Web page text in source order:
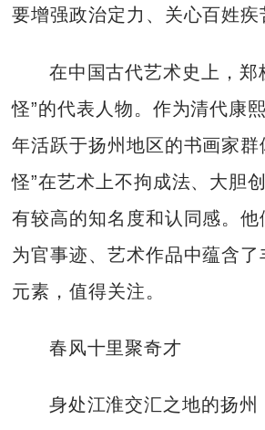
要增强政治定力、关心百姓疾
在中国古代艺术史上，郑
怪”的代表人物。作为清代康
年活跃于扬州地区的书画家群
怪”在艺术上不拘成法、大胆
有较高的知名度和认同感。他
为官事迹、艺术作品中蕴含
元素，值得关注。
春风十里聚奇才
身处江淮交汇之地的扬州